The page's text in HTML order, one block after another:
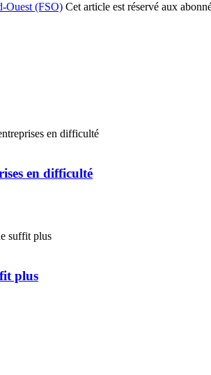
Ouest (FSO) Cet article est réservé aux
en difficulté
plus